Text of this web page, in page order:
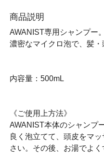
商品説明
AWANIST専用シャンプー。
濃密なマイクロ泡で、髪・
内容量：500mL
《ご使用上方法》
AWANIST本体のシャンプ
良く泡立てて、頭皮をマ
さい。その後、お湯でよく